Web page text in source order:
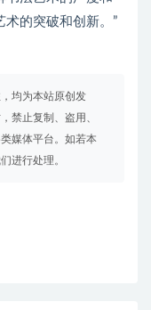
的突破和创新。”
均为本站原创发
禁止复制、盗用、
媒体平台。如若本
进行处理。